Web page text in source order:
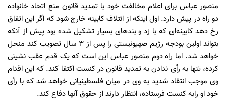
منصور عباس برای اعلام مخالفت خود با تمدید قانون منع اتحاد خانواده
دو راه در پیش دارد. اول اینکه از ائتلاف کابینه خارج شود که اگر این اتفاق
رخ دهد کابینه‌ای که با زد و بندهای بسیار تشکیل شده بود پیش از آنکه
بتواند اولین بودجه رژیم صهیونیستی را پس از 3 سال تصویب کند منحل
خواهد شد. اما راه دوم منصور عباس این است که یک قدم عقب نشینی
کرده، تنها به رأی ندادن به تمدید قانون در کنست اکتفا کند. که این اقدام
وی موجب انتقاد شدید به وی در میان فلسطینیانی خواهد شد که با رأی
خود او رابه کنست فرستاده، انتظار دارند از حقوق آنها دفاع کند.